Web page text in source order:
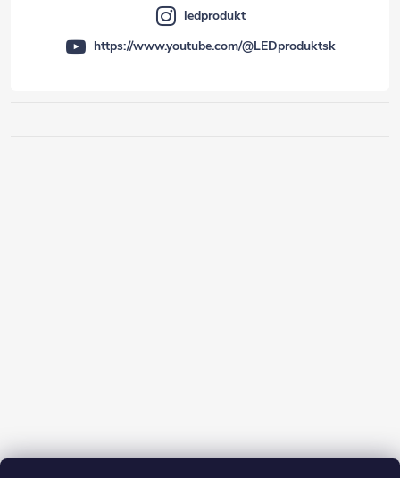
ledprodukt
https://www.youtube.com/@LEDproduktsk